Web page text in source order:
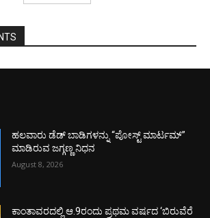
ಹಲವಾರು ಡೆಡ್ ಬಾಡಿಗಳನ್ನು “ಪೋಸ್ಟ್ ಮಾರ್ಟಮ್”
ಮಾಡಿರುವ ಜಗ್ಗಣ್ಣ ನಿಧನ
August 8, 2026
ಕಾಂತಾವರದಲ್ಲಿ ಆ.9ರಂದು ಪ್ರಥಮ ವರ್ಷದ ‘ಬಿರುವೆರೆ